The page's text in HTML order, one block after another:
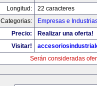
Longitud:
22 caracteres
Categorias:
Empresas e
Precio:
Realizar una oferta!
Visitar!
Serán consideradas